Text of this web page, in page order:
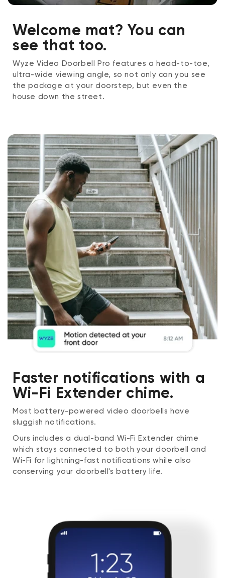
Welcome mat? You can
see that too.
Wyze Video Doorbell Pro features a head-to-toe,
ultra-wide viewing angle, so not only can you see
the package at your doorstep, but even the
house down the street.
Faster notifications with a
Wi-Fi Extender chime.
Most battery-powered video doorbells have
sluggish notifications.
Ours includes a dual-band Wi-Fi Extender chime
which stays connected to both your doorbell and
Wi-Fi for lightning-fast notifications while also
conserving your doorbell's battery life.